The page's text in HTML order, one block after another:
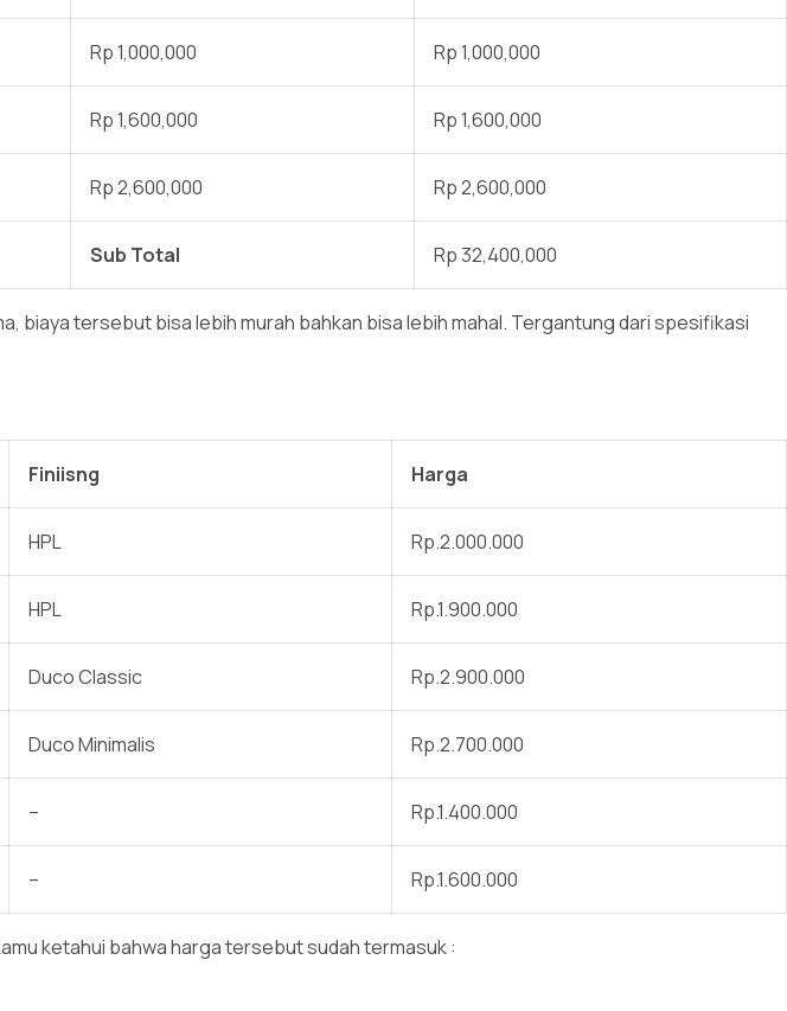
Rp 1,000,000 Rp 1,000,000
Rp 1,600,000 Rp 1,600,000
Rp 2,600,000 Rp 2,600,000
Sub Total Rp 32,400,000
biaya tersebut bisa lebih murah bahkan bisa lebih mahal. Tergantung dari spesifikasi
Finiisng Harga
HPL Rp.2.000.000
HPL Rp.1.900.000
Duco Classic Rp.2.900.000
Duco Minimalis Rp.2.700.000
– Rp.1.400.000
– Rp.1.600.000
ketahui bahwa harga tersebut sudah termasuk :